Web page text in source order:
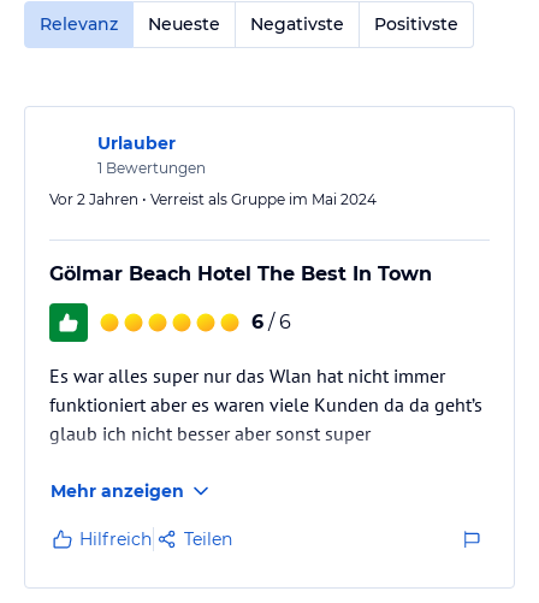
Relevanz
Neueste Negativste Positivste
Urlauber
1 Bewertungen
Vor 2 Jahren • Verreist als Gruppe im Mai 2024
Gölmar Beach Hotel The Best In Town
6 / 6
Es war alles super nur das Wlan hat nicht immer
funktioniert aber es waren viele Kunden da da geht’s
glaub ich nicht besser aber sonst super
Mehr anzeigen
Hilfreich Teilen